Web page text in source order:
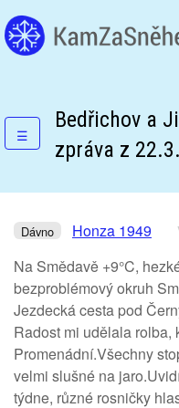
☰
Bedřichov a
zpráva z 22.3.
Dávno Honza 1949
Na Smědavě +9°C,
bezproblémový okruh
Jezdecká cesta pod
Radost mi udělala rolba,
Promenádní.Všechny
velmi slušné na
týdne, různé rosničky